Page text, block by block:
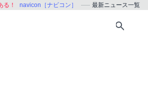
る！ navicon［ナビコン］ 最新ニュース一覧